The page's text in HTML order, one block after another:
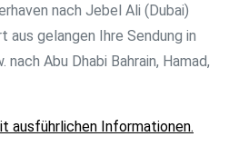
nach Jebel Ali (Dubai)
gelangen Ihre Sendung in
Abu Dhabi Bahrain, Hamad,
ausführlichen Informationen.